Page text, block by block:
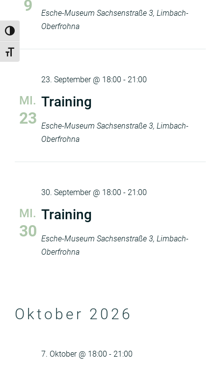
Umschalten auf hohe Kontraste
Schrift vergrößern
9 Esche-Museum Sachsenstraße 3, Limbach-
Oberfrohna
MI.
23
Training
23. September @ 18:00 - 21:00
Esche-Museum Sachsenstraße 3, Limbach-
Oberfrohna
MI.
30
Training
30. September @ 18:00 - 21:00
Esche-Museum Sachsenstraße 3, Limbach-
Oberfrohna
Oktober 2026
7. Oktober @ 18:00 - 21:00